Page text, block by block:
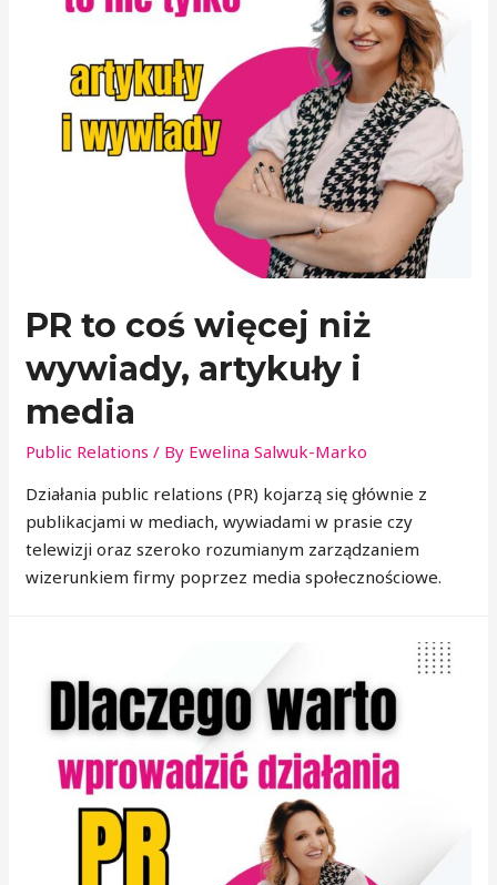
PR to coś więcej niż
wywiady, artykuły i
media
Public Relations / By Ewelina Salwuk-Marko
Działania public relations (PR) kojarzą się głównie z
publikacjami w mediach, wywiadami w prasie czy
telewizji oraz szeroko rozumianym zarządzaniem
wizerunkiem firmy poprzez media społecznościowe.